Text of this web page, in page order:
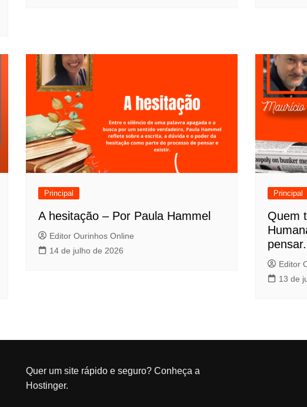
Principal
A hesitação – Por Paula Hammel
Editor Ourinhos Online
14 de julho de 2026
Principal
Quem
Editor
13 de
Quer um site rápido e seguro? Conheça a
Hostinger.